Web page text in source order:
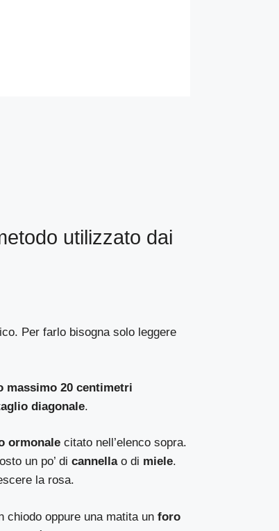
utilizzato dai
Per farlo bisogna solo leggere
massimo 20 centimetri
diagonale.
ormonale citato nell’elenco sopra.
un po’ dicannellao di miele.
la rosa.
chiodo oppure una matita unforo